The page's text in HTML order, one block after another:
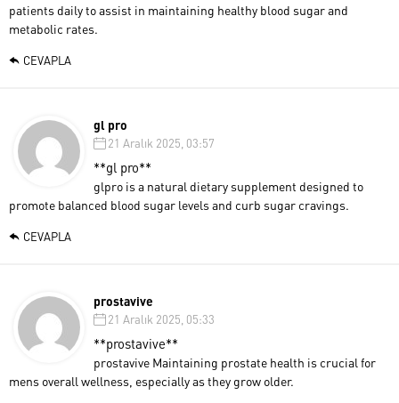
patients daily to assist in maintaining healthy blood sugar and
metabolic rates.
CEVAPLA
gl pro
21 Aralık 2025, 03:57
**gl pro**
glpro is a natural dietary supplement designed to
promote balanced blood sugar levels and curb sugar cravings.
CEVAPLA
prostavive
21 Aralık 2025, 05:33
**prostavive**
prostavive Maintaining prostate health is crucial for
mens overall wellness, especially as they grow older.